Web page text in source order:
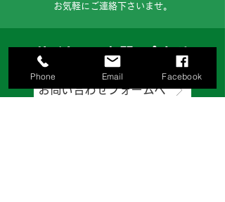
お気軽にご連絡下さいませ。
サイトでのお問い合わせ
お問い合わせフォームへ
Phone Email Facebook